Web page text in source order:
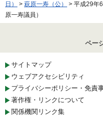
日）
> 萩原一寿（公）
> 平成29年
原一寿議員）
ペー
サイトマップ
ウェブアクセシビリティ
プライバシーポリシー・免責
著作権・リンクについて
関係機関リンク集